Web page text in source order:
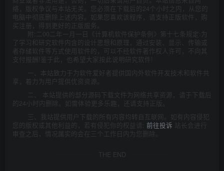
络，版权争议与本站无关。您必须在下载后的24个小时之内，从您的
电脑中彻底删除上述内容。如果您喜欢该程序，请支持正版软件，购
买注册，得到更好的正版服务。
附:二00二年一月一日《计算机软件保护条例》第十七条规定:为
了学习和研究软件内含的设计思想和原理，通过安装、显示、传输或
者存储软件等方式使用软件的，可以不经软件著作权人许可，不向其
支付报酬!鉴于此，也希望大家按此说明研究软件!
一、本站致力于为软件爱好者提供国内外软件开发技术和软件共
享，着力为用户提供优资资源。
二、 本站提供的部分源码下载文件为网络共享资源，请于下载后
的24小时内删除。如需体验更多乐趣，还请支持正版。
三、我站提供用户下载的所有内容均转自互联网。如有内容侵犯
您的版权或其他利益的，若有侵犯你的权益请: 前往投诉 站长会进行
审查之后，情况属实的会在三个工作日内为您删除。
THE END